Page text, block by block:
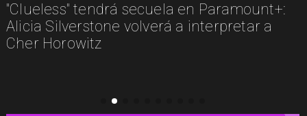
Los imperdibles del streaming en agosto:
estos son algunos estrenos que llegan a las
plataformas